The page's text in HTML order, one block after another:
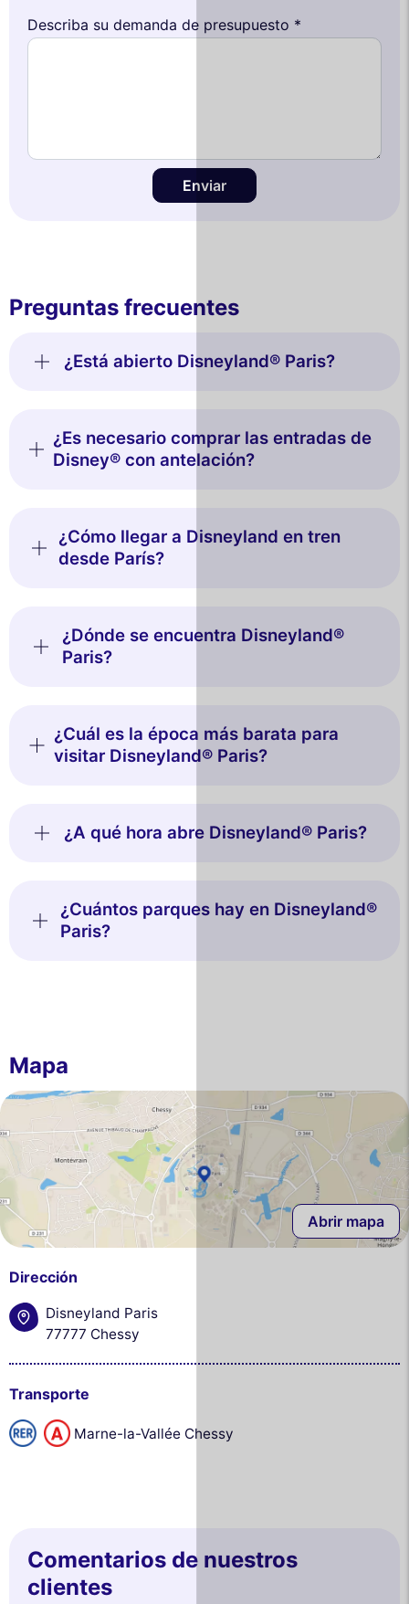
Describa su demanda de presupuesto *
Enviar
Preguntas frecuentes
¿Está abierto Disneyland® Paris?
¿Es necesario comprar las entradas de
Disney® con antelación?
¿Cómo llegar a Disneyland en tren
desde París?
¿Dónde se encuentra Disneyland®
Paris?
¿Cuál es la época más barata para
visitar Disneyland® Paris?
¿A qué hora abre Disneyland® Paris?
¿Cuántos parques hay en Disneyland®
Paris?
Mapa
Abrir mapa
Dirección
Disneyland Paris
77777 Chessy
Transporte
Marne-la-Vallée Chessy
Comentarios de nuestros
clientes